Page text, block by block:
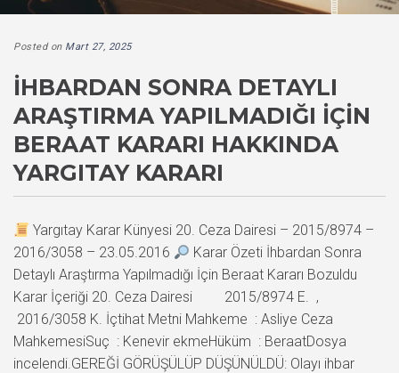
Posted on Mart 27, 2025
İHBARDAN SONRA DETAYLI
ARAŞTIRMA YAPILMADIĞI İÇIN
BERAAT KARARI HAKKINDA
YARGITAY KARARI
Yargıtay Karar Künyesi 20. Ceza Dairesi – 2015/8974 –
2016/3058 – 23.05.2016
Karar Özeti İhbardan Sonra
Detaylı Araştırma Yapılmadığı İçin Beraat Kararı Bozuldu
Karar İçeriği 20. Ceza Dairesi 2015/8974 E. ,
2016/3058 K. İçtihat Metni Mahkeme : Asliye Ceza
MahkemesiSuç : Kenevir ekmeHüküm : BeraatDosya
incelendi.GEREĞİ GÖRÜŞÜLÜP DÜŞÜNÜLDÜ: Olayı ihbar